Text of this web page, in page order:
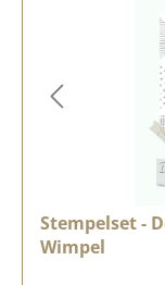
Stempelset -
Wimpel